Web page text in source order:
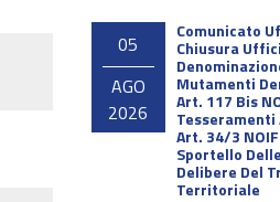
05
AGO
2026
Comunicato
Chiusura
Mutamenti
Art. 117 Bis
Tesseramenti
Art. 34/3
Sportello
Delibere Del
Territoriale